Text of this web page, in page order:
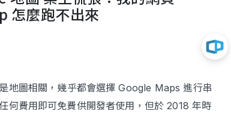
纖 永豐金控
Technology
技
Electronic Technology
台灣波律
怎麼跑不出來
地圖相關，幾乎都會選擇 Google Maps 進行串
何費用即可免費供開發者使用，但於 2018 年時